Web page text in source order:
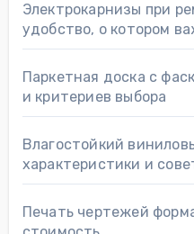
Электрокарнизы при
удобство, о котором
Паркетная доска с
и критериев выбора
Влагостойкий
характеристики и
Печать чертежей